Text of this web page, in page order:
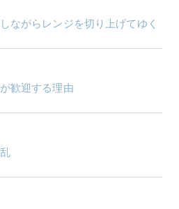
ながらレンジを切り上げてゆく
歓迎する理由